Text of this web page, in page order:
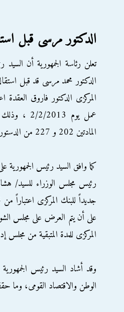
الدكتور مرسى قبل
تعلن رئاسة الجمهورية أن السيد
الدكتور محمد مرسى قد قبل
المركزى الدكتور فاروق العقدة
عمل يوم 2/2/
المادتين 202 و 227 من الدستور.
كما وافق السيد رئيس الجمهورية
رئيس مجلس الوزراء للسيد/
على أن يتم العرض على مجلس
المركزى للمدة المتبقية من مجلس إدارة
وقد أشاد السيد رئيس
الوطن والاقتصاد القومى، وما